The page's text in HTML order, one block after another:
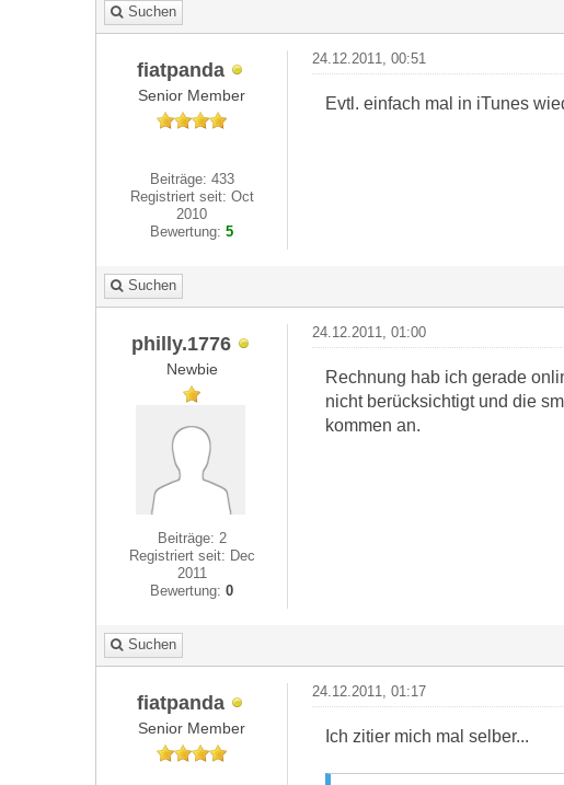
Suchen
fiatpanda
Senior Member
Beiträge: 433
Registriert seit: Oct
2010
Bewertung:5
24.12.2011, 00:51
Evtl. einfach mal in iTunes
Suchen
philly.1776
Newbie
Beiträge: 2
Registriert seit: Dec
2011
Bewertung:0
24.12.2011, 01:00
Rechnung hab ich gerade
nicht berücksichtigt und die
kommen an.
Suchen
fiatpanda
Senior Member
24.12.2011, 01:17
Ich zitier mich mal selber...